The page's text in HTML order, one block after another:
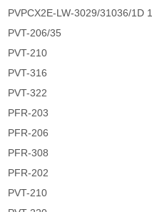
PVPCX2E-LW-3029/31036/1D
PVT-206/35
PVT-210
PVT-316
PVT-322
PFR-203
PFR-206
PFR-308
PFR-202
PVT-210